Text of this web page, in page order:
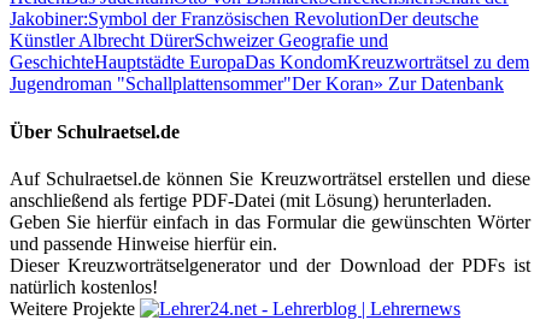
Jakobiner:Symbol der Französischen RevolutionDer deutsche
Künstler Albrecht DürerSchweizer Geografie und
GeschichteHauptstädte EuropaDas KondomKreuzworträtsel zu dem
Jugendroman "Schallplattensommer"Der Koran» Zur Datenbank
Über Schulraetsel.de
Auf Schulraetsel.de können Sie Kreuzworträtsel erstellen und diese
anschließend als fertige PDF-Datei (mit Lösung) herunterladen.
Geben Sie hierfür einfach in das Formular die gewünschten Wörter
und passende Hinweise hierfür ein.
Dieser Kreuzworträtselgenerator und der Download der PDFs ist
natürlich kostenlos!
Weitere Projekte